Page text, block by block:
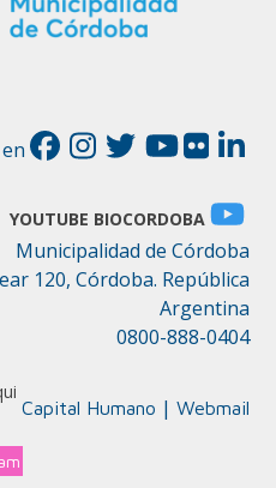
YOUTUBE BIOCORDOBA
Municipalidad de Córdoba
120, Córdoba. República
Argentina
0800-888-0404
Capital Humano | Webmail